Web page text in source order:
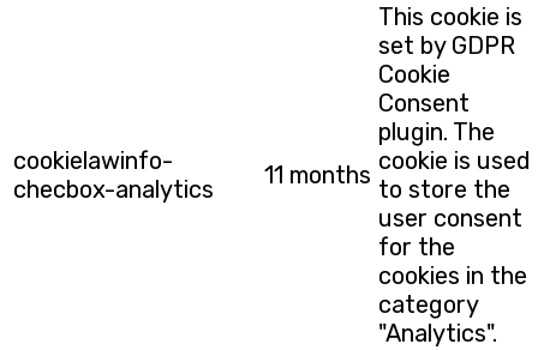
cookielawinfo-
checbox-analytics
11 months
This cookie is
set by GDPR
Cookie
Consent
plugin. The
cookie is used
to store the
user consent
for the
cookies in the
category
"Analytics".